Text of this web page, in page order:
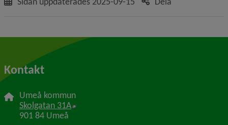
Kontakt
Umeå kommun
Skolgatan 31A Länk till annan webbplats, öppnas i nytt
901 84 Umeå